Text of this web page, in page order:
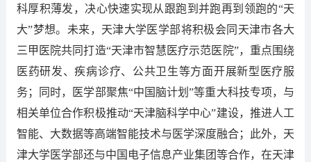
科厚积薄发，决心快速实现从跟跑到并跑再到领跑的“天
大”梦想。未来，天津大学医学部将积极会同天津市各大
三甲医院共同打造“天津市智慧医疗示范医院”，重点围绕
医药研发、疾病诊疗、公共卫生等方面开展新型医疗服
务；同时，医学部聚焦“中国脑计划”等重大科技专项，与
相关单位合作积极推动“天津脑科学中心”建设，推进人工
智能、大数据等高端智能技术与医学深度融合；此外，天
津大学医学部还与中国电子信息产业集团等合作，在天津